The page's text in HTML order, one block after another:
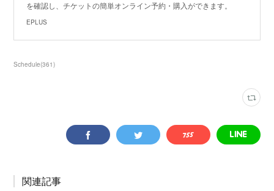
を確認し、チケットの簡単オンライン予約・購入ができます。
EPLUS
Schedule(361)
関連記事